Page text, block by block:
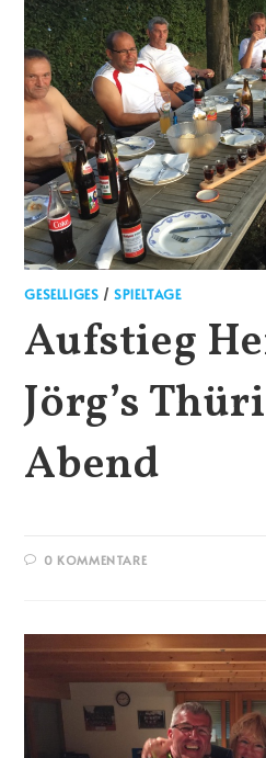
GESELLIGES /SPIELTAGE
Aufstieg
Jörg’s
Abend
0 KOMMENTARE